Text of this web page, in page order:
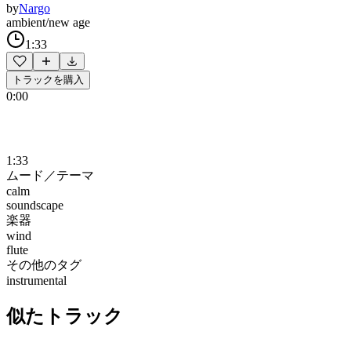
byNargo
ambient/new age
1:33
トラックを購入
0:00
1:33
ムード／テーマ
calm
soundscape
楽器
wind
flute
その他のタグ
instrumental
似たトラック